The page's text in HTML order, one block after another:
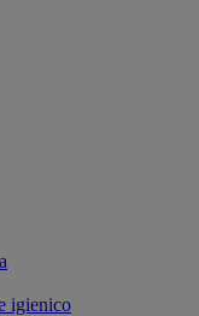
igienico